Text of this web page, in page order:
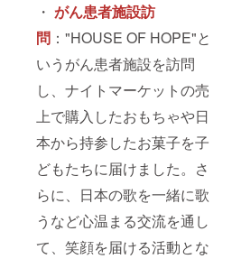
・ がん患者施設訪
問 ："HOUSE OF HOPE"と
いうがん患者施設を訪問
し、ナイトマーケットの売
上で購入したおもちゃや日
本から持参したお菓子を子
どもたちに届けました。さ
らに、日本の歌を一緒に歌
うなど心温まる交流を通し
て、笑顔を届ける活動とな